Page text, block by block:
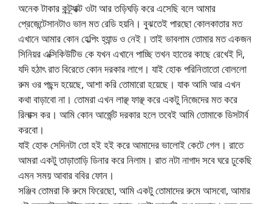
অনেক টাকার কন্ট্র্যাক্ট ওটা আর তড়িঘড়ি করে এসেছি বলে আমার
প্রেজেন্টেসানটাও ভাল মত রেডি হয়নি। বুঝতেই পারছো কোলকাতার মত
এখানে আমার কোন হেল্পিং হ্যান্ড ও নেই। তাই ভাবলাম তোমার মত একজন
সিনিয়র এক্সিকিউটিভ কে যখন এখানে পাচ্ছি তখন হাতের কাছে রেখেই দি,
যদি হঠাৎ রাত বিরেতে কোন দরকার লাগে। যাই হোক পরিনিতাতো বোললো
রুম ওর পছন্দ হয়েছে, আশা করি তোমারো হয়েছে। যাক আমি আর এখন
কথা বাড়াবো না। তোমরা এখন লাঞ্ছ ফাঞ্ছ করে একটু নিজেদের মত করে
রিলাক্স কর। আমি কোন আর্জেন্ট দরকার হলে তবেই আমি তোমাকে ডিসটার্ব
করবো।
যাই হোক সেদিনটা তো হই হই করে আমাদের ভালোই কেটে গেল। রাতে
আমরা একটু তাড়াতাড়ি ডিনার করে নিলাম। রাত নটা নাগাদ সবে ঘরে ঢুকেছি
এমন সময় আবার ববির ফোন।
সঞ্জিব তোমরা কি রুমে ফিরেছো, আমি একটু তোমাদের রুমে আসবো, আমার